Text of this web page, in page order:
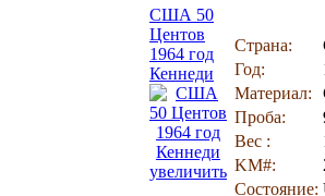
США 50
Центов
1964 год
Кеннеди
увеличить
Страна:
Год:
Материал:
Проба:
Вес :
KM#:
Состояние: